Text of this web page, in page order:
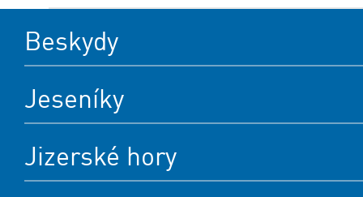
Beskydy
Jeseníky
Jizerské hory